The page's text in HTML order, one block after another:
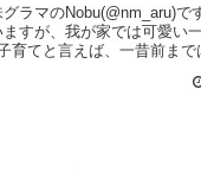
ラマのNobu(@nm_aru)で
すが、我が家では可愛い
育てと言えば、一昔前ま